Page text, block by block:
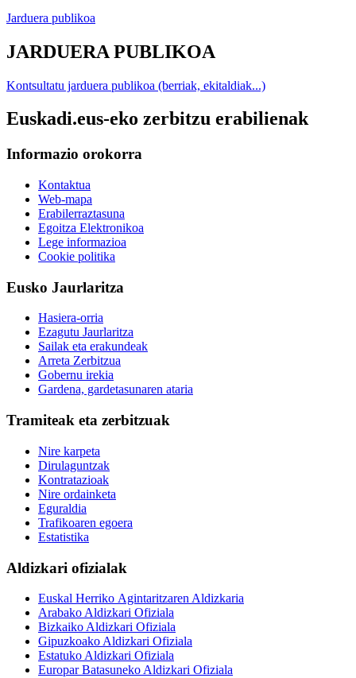
Jarduera publikoa
JARDUERA PUBLIKOA
Kontsultatu jarduera publikoa (berriak, ekitaldiak...)
Euskadi.eus-eko zerbitzu erabilienak
Informazio orokorra
Kontaktua
Web-mapa
Erabilerraztasuna
Egoitza Elektronikoa
Lege informazioa
Cookie politika
Eusko Jaurlaritza
Hasiera-orria
Ezagutu Jaurlaritza
Sailak eta erakundeak
Arreta Zerbitzua
Gobernu irekia
Gardena, gardetasunaren ataria
Tramiteak eta zerbitzuak
Nire karpeta
Dirulaguntzak
Kontratazioak
Nire ordainketa
Eguraldia
Trafikoaren egoera
Estatistika
Aldizkari ofizialak
Euskal Herriko Agintaritzaren Aldizkaria
Arabako Aldizkari Ofiziala
Bizkaiko Aldizkari Ofiziala
Gipuzkoako Aldizkari Ofiziala
Estatuko Aldizkari Ofiziala
Europar Batasuneko Aldizkari Ofiziala